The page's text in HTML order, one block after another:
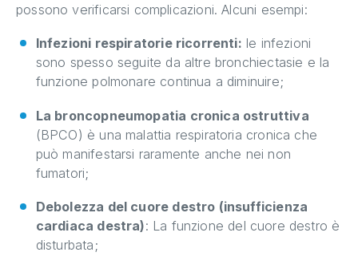
possono verificarsi complicazioni. Alcuni esempi:
Infezioni respiratorie ricorrenti: le infezioni
sono spesso seguite da altre bronchiectasie e la
funzione polmonare continua a diminuire;
La broncopneumopatia cronica ostruttiva
(BPCO) è una malattia respiratoria cronica che
può manifestarsi raramente anche nei non
fumatori;
Debolezza del cuore destro (insufficienza
cardiaca destra): La funzione del cuore destro è
disturbata;